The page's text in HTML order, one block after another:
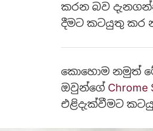
කරන බව
දීමට කටයුතු කර
කොහොම නමුත් මේ
ඔවුන්ගේ
එළිදැක්වීමට